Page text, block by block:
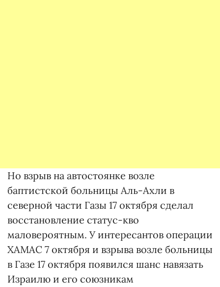
Но взрыв на автостоянке возле
баптистской больницы Аль-Ахли в
северной части Газы 17 октября сделал
восстановление статус-кво
маловероятным. У интересантов операции
ХАМАС 7 октября и взрыва возле больницы
в Газе 17 октября появился шанс навязать
Израилю и его союзникам